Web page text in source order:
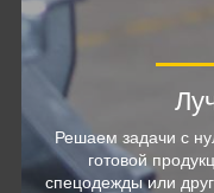
Решаем задачи с
готовой
спецодежды или